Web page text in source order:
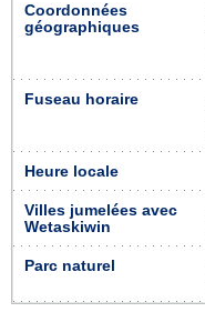
Coordonnées
géographiques
Fuseau horaire
Heure locale
Villes jumelées avec
Wetaskiwin
Parc naturel